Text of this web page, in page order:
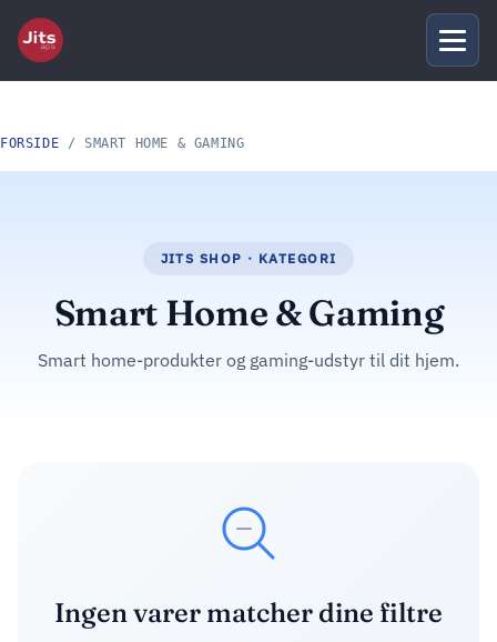
FORSIDE / SMART HOME & GAMING
Smart Home & Gaming
Smart home-produkter og gaming-udstyr til dit hjem.
Ingen varer matcher dine filtre